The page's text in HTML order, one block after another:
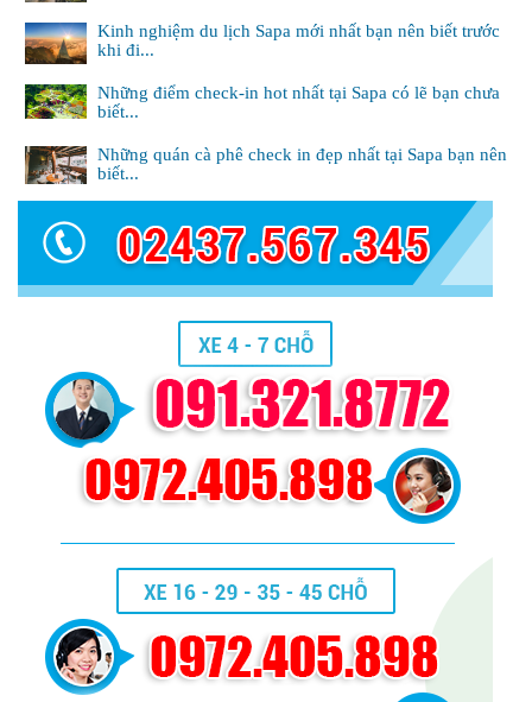
Kinh nghiệm du lịch Sapa mới nhất bạn nên biết trước
khi đi...
Những điểm check-in hot nhất tại Sapa có lẽ bạn chưa
biết...
Những quán cà phê check in đẹp nhất tại Sapa bạn nên
biết...